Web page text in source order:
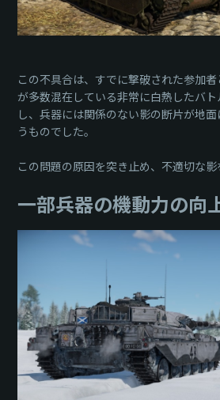
この不具合は、すでに撃破された参加
が多数混在している非常に白熱したバ
し、兵器には関係のない影の断片が地
うものでした。
この問題の原因を突き止め、不適切な影
一部兵器の機動力の向